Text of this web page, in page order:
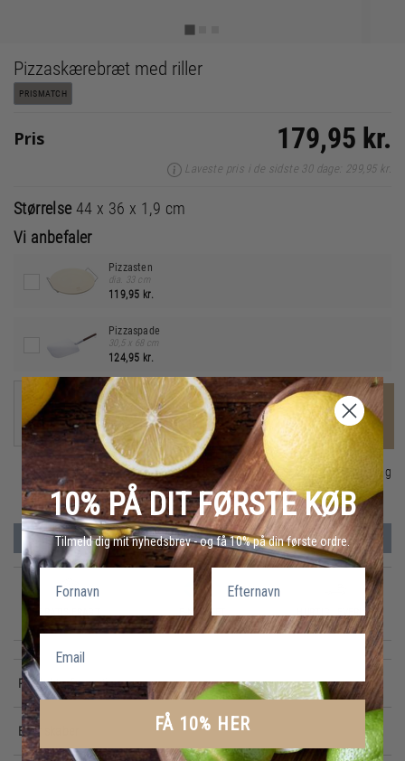
Pizzaskærebræt med riller
PRISMATCH
Pris 179,95 kr.
Laveste pris i de sidste 30 dage: 299,95 kr.
Størrelse 44 x 36 x 1,9 cm
Vi anbefaler
Pizzasten
dia. 33 cm
119,95 kr.
Pizzaspade
30,5 x 68 cm
124,95 kr.
- + LÆG I KURV
På lager 1-3 dages levering
PRISMATCH
over 499 DKK
E-MÆRKET
certificeret
HURTIG LEVERING
1-3 hverdage
Egenskaber
Produktinformation
10% PÅ DIT FØRSTE KØB
Tilmeld dig mit nyhedsbrev - og få 10% på din første ordre.
Email
FÅ 10% HER